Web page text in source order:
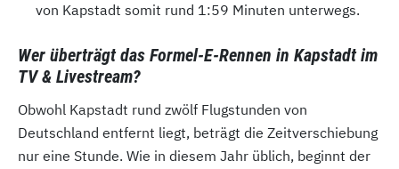
von Kapstadt somit rund 1:59 Minuten unterwegs.
Wer überträgt das Formel-E-Rennen in Kapstadt im
TV & Livestream?
Obwohl Kapstadt rund zwölf Flugstunden von
Deutschland entfernt liegt, beträgt die Zeitverschiebung
nur eine Stunde. Wie in diesem Jahr üblich, beginnt der